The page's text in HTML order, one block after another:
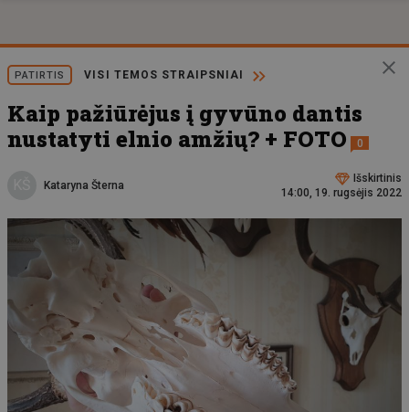
PATIRTIS VISI TEMOS STRAIPSNIAI
Kaip pažiūrėjus į gyvūno dantis
nustatyti elnio amžių? + FOTO
0
Kataryna Šterna
Išskirtinis
14:00, 19. rugsėjis 2022